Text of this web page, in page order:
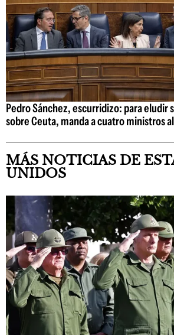
Pedro Sánchez, escurridizo: para eludir
sobre Ceuta, manda a cuatro ministros
MÁS NOTICIAS DE
UNIDOS